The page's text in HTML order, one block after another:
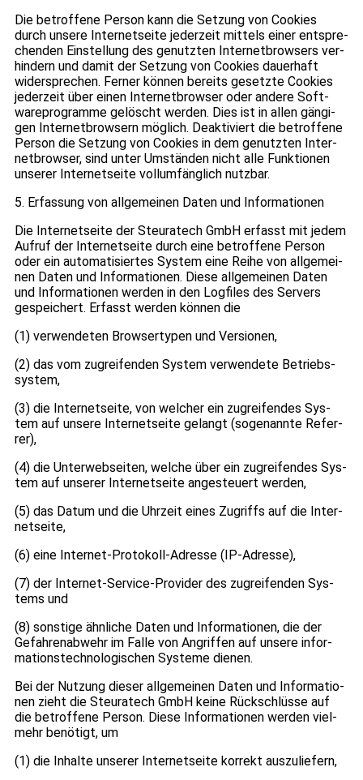
Die betrof­fene Per­son kann die Set­zung von Coo­kies
durch unsere Inter­net­seite jeder­zeit mit­tels einer ent­spre­
chen­den Ein­stel­lung des genutz­ten Inter­net­brow­sers ver­
hin­dern und damit der Set­zung von Coo­kies dau­er­haft
wider­spre­chen. Fer­ner kön­nen bereits gesetzte Coo­kies
jeder­zeit über einen Inter­net­brow­ser oder andere Soft­
ware­pro­gramme gelöscht wer­den. Dies ist in allen gän­gi­
gen Inter­net­brow­sern mög­lich. Deak­ti­viert die betrof­fene
Per­son die Set­zung von Coo­kies in dem genutz­ten Inter­
net­brow­ser, sind unter Umstän­den nicht alle Funk­tio­nen
unse­rer Inter­net­seite voll­um­fäng­lich nutz­bar.
5. Erfas­sung von all­ge­mei­nen Daten und Infor­ma­tio­nen
Die Inter­net­seite der Steu­ra­tech GmbH erfasst mit jedem
Auf­ruf der Inter­net­seite durch eine betrof­fene Per­son
oder ein auto­ma­ti­sier­tes Sys­tem eine Reihe von all­ge­mei­
nen Daten und Infor­ma­tio­nen. Diese all­ge­mei­nen Daten
und Infor­ma­tio­nen wer­den in den Log­files des Ser­vers
gespei­chert. Erfasst wer­den kön­nen die
(1) ver­wen­de­ten Brow­ser­ty­pen und Ver­sio­nen,
(2) das vom zugrei­fen­den Sys­tem ver­wen­dete Betriebs­
sys­tem,
(3) die Inter­net­seite, von wel­cher ein zugrei­fen­des Sys­
tem auf unsere Inter­net­seite gelangt (soge­nannte Refer­
rer),
(4) die Unter­web­sei­ten, wel­che über ein zugrei­fen­des Sys­
tem auf unse­rer Inter­net­seite ange­steu­ert wer­den,
(5) das Datum und die Uhr­zeit eines Zugriffs auf die Inter­
net­seite,
(6) eine Inter­net-Pro­to­koll-Adresse (IP-Adresse),
(7) der Inter­net-Ser­vice-Pro­vi­der des zugrei­fen­den Sys­
tems und
(8) sons­tige ähn­li­che Daten und Infor­ma­tio­nen, die der
Gefah­ren­ab­wehr im Falle von Angrif­fen auf unsere infor­
ma­ti­ons­tech­no­lo­gi­schen Sys­teme die­nen.
Bei der Nut­zung die­ser all­ge­mei­nen Daten und Infor­ma­tio­
nen zieht die Steu­ra­tech GmbH keine Rück­schlüsse auf
die betrof­fene Per­son. Diese Infor­ma­tio­nen wer­den viel­
mehr benö­tigt, um
(1) die Inhalte unse­rer Inter­net­seite kor­rekt aus­zu­lie­fern,